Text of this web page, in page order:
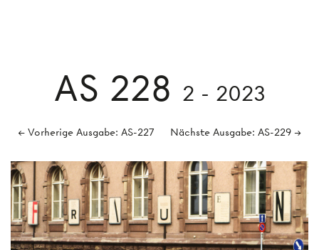
AS 228 2 - 2023
← Vorherige Ausgabe: AS-227 Nächste Ausgabe: AS-229 →